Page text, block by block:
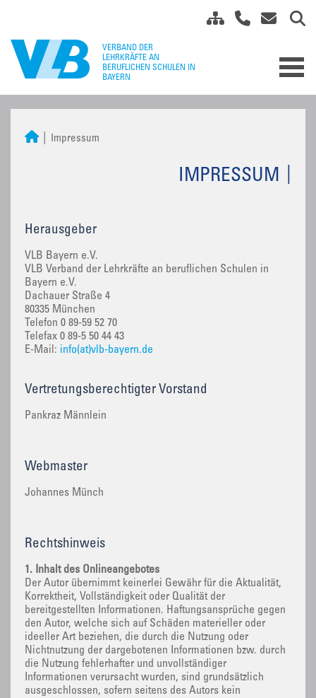
Impressum
IMPRESSUM
Herausgeber
VLB Bayern e.V.
VLB Verband der Lehrkräfte an beruflichen Schulen in
Bayern e.V.
Dachauer Straße 4
80335 München
Telefon 0 89-59 52 70
Telefax 0 89-5 50 44 43
E-Mail: info(at)vlb-bayern.de
Vertretungsberechtigter Vorstand
Pankraz Männlein
Webmaster
Johannes Münch
Rechtshinweis
1. Inhalt des Onlineangebotes
Der Autor übernimmt keinerlei Gewähr für die Aktualität,
Korrektheit, Vollständigkeit oder Qualität der
bereitgestellten Informationen. Haftungsansprüche gegen
den Autor, welche sich auf Schäden materieller oder
ideeller Art beziehen, die durch die Nutzung oder
Nichtnutzung der dargebotenen Informationen bzw. durch
die Nutzung fehlerhafter und unvollständiger
Informationen verursacht wurden, sind grundsätzlich
ausgeschlossen, sofern seitens des Autors kein